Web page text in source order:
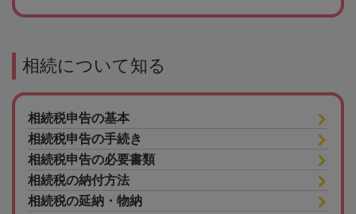
相続について知る
相続税申告の基本
相続税申告の手続き
相続税申告の必要書類
相続税の納付方法
相続税の延納・物納